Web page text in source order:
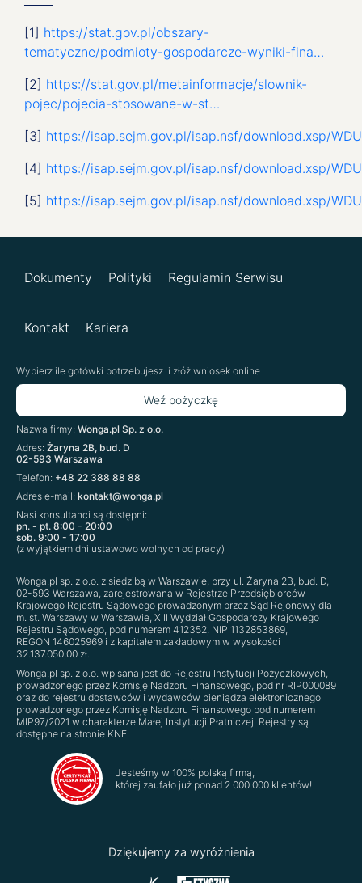
[1] https://stat.gov.pl/obszary-
tematyczne/podmioty-gospodarcze-wyniki-fina…
[2] https://stat.gov.pl/metainformacje/slownik-
pojec/pojecia-stosowane-w-st…
[3] https://isap.sejm.gov.pl/isap.nsf/download.xsp/
[4] https://isap.sejm.gov.pl/isap.nsf/download.xsp/
[5] https://isap.sejm.gov.pl/isap.nsf/download.xsp/
Dokumenty Polityki Regulamin Serwisu
Kontakt Kariera
Wonga.pl sp. z o.o. z siedzibą w Warszawie, przy ul. Żaryna 2B, bud. D,
02-593 Warszawa, zarejestrowana w Rejestrze Przedsiębiorców
Krajowego Rejestru Sądowego prowadzonym przez Sąd Rejonowy dla
m. st. Warszawy w Warszawie, XIII Wydział Gospodarczy Krajowego
Rejestru Sądowego, pod numerem 41‍23‍52, NIP 11‍32‍85‍38‍69,
REGON 14‍60‍25‍96‍9 i z kapitałem zakładowym w wysokości
32.137.050,00 zł.
Wonga.pl sp. z o.o. wpisana jest do Rejestru Instytucji Pożyczkowych,
prowadzonego przez Komisję Nadzoru Finansowego, pod nr RIP000089
oraz do rejestru dostawców i wydawców pieniądza elektronicznego
prowadzonego przez Komisję Nadzoru Finansowego pod numerem
MIP97/2021 w charakterze Małej Instytucji Płatniczej. Rejestry są
dostępne na stronie KNF.
Jesteśmy w 100% polską firmą,
której zaufało już ponad 2 000 000 klientów!
Wybierz ile gotówki potrzebujesz i złóż wniosek online
Weź pożyczkę
Nazwa firmy: Wonga.pl Sp. z o.o.
Adres: Żaryna 2B, bud. D
02-593 Warszawa
Telefon: +48 22 388 88 88
Adres e-mail: kontakt@wonga.pl
Nasi konsultanci są dostępni:
pn. - pt. 8:00 - 20:00
sob. 9:00 - 17:00
(z wyjątkiem dni ustawowo wolnych od pracy)
Dziękujemy za wyróżnienia